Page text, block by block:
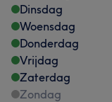
Dinsdag
Woensdag
Donderdag
Vrijdag
Zaterdag
Zondag